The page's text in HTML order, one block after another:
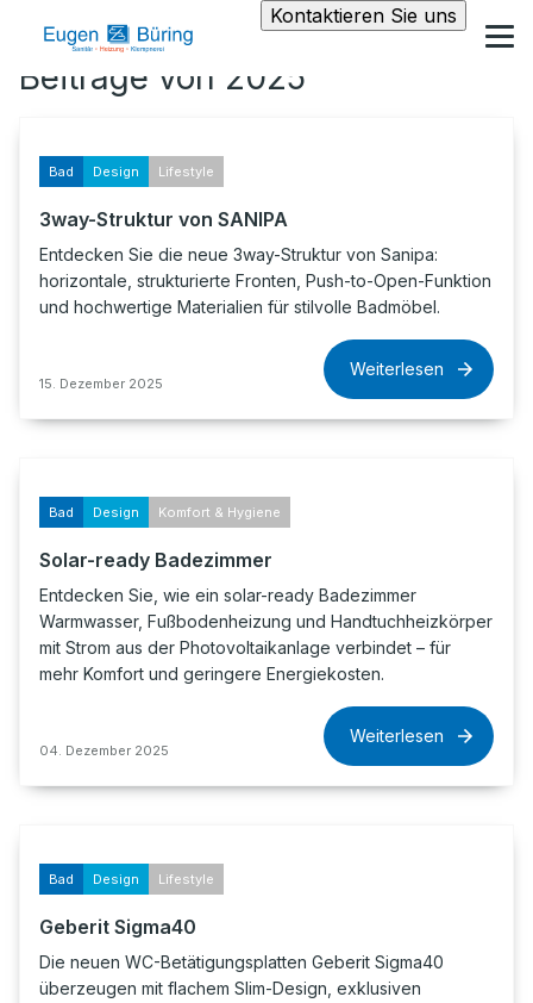
Kontaktieren Sie uns
Beiträge von 2025
Bad Design Lifestyle
3way-Struktur von SANIPA
Entdecken Sie die neue 3way-Struktur von Sanipa:
horizontale, strukturierte Fronten, Push-to-Open-Funktion
und hochwertige Materialien für stilvolle Badmöbel.
15. Dezember 2025
Weiterlesen
Bad Design Komfort & Hygiene
Solar-ready Badezimmer
Entdecken Sie, wie ein solar-ready Badezimmer
Warmwasser, Fußbodenheizung und Handtuchheizkörper
mit Strom aus der Photovoltaikanlage verbindet – für
mehr Komfort und geringere Energiekosten.
04. Dezember 2025
Weiterlesen
Bad Design Lifestyle
Geberit Sigma40
Die neuen WC-Betätigungsplatten Geberit Sigma40
überzeugen mit flachem Slim-Design, exklusiven